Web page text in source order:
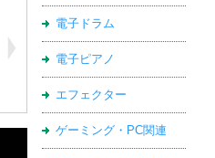
電子ドラム
電子ピアノ
エフェクター
ゲーミング・PC関連